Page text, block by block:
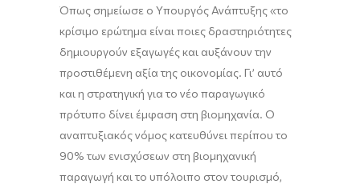
Όπως σημείωσε ο Υπουργός Ανάπτυξης «το
κρίσιμο ερώτημα είναι ποιες δραστηριότητες
δημιουργούν εξαγωγές και αυξάνουν την
προστιθέμενη αξία της οικονομίας. Γι’ αυτό
και η στρατηγική για το νέο παραγωγικό
πρότυπο δίνει έμφαση στη βιομηχανία. Ο
αναπτυξιακός νόμος κατευθύνει περίπου το
90% των ενισχύσεων στη βιομηχανική
παραγωγή και το υπόλοιπο στον τουρισμό,